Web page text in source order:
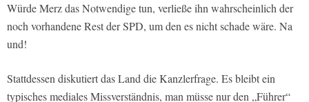
Würde Merz das Notwendige tun, verließe ihn wahrscheinlich der
noch vorhandene Rest der SPD, um den es nicht schade wäre. Na
und!
Stattdessen diskutiert das Land die Kanzlerfrage. Es bleibt ein
typisches mediales Missverständnis, man müsse nur den „Führer“